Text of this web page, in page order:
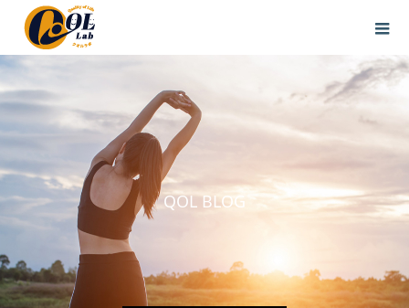
QOL BLOG